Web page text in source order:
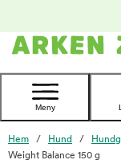
Kontakta
Meny
Hem Hund
Weight Balance 150 g